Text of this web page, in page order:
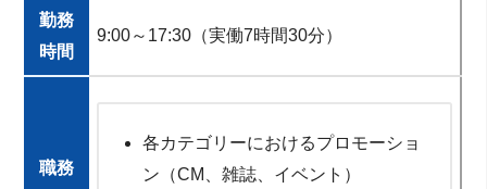
勤務
時間
9:00～17:30（実働7時間30分）
職務
各カテゴリーにおけるプロモーショ
ン（CM、雑誌、イベント）